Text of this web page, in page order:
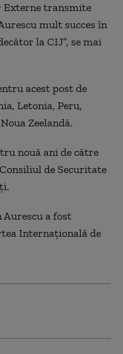
transmite
mult succes în
la CIJ”, se mai
acest post de
Letonia, Peru,
Zeelandă.
nouă ani de către
de Securitate
Aurescu a fost
Internaţională de